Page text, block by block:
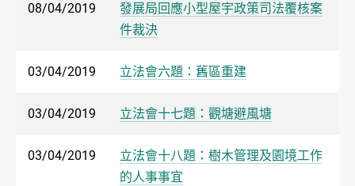
08/04/2019
發展局回應小型屋宇政策司法覆核案
件裁決
03/04/2019 立法會六題：舊區重建
03/04/2019 立法會十七題：觀塘避風塘
03/04/2019
立法會十八題：樹木管理及園境工作
的人事事宜